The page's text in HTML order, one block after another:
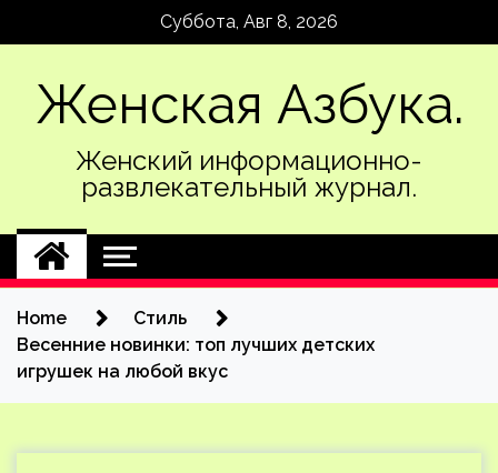
Суббота, Авг 8, 2026
Женская Азбука.
Женский информационно-
развлекательный журнал.
Home
Стиль
Весенние новинки: топ лучших детских
игрушек на любой вкус